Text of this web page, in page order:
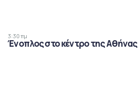
3:30 πμ
Ένοπλος στο κέντρο της Αθήνας